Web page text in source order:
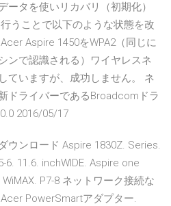
ータを使いリカバリ（初期化）
うことで以下のような状態を改
Aspire 1450をWPA2（同じに
ンで認識される）ワイヤレスネ
ていますが、成功しません。 ネ
ドライバーであるBroadcomドラ
2016/05/17
ウンロード Aspire 1830Z. Series.
6. 11.6. inchWIDE. Aspire one
P7-8 ネットワーク接続な
PowerSmartアダプター.